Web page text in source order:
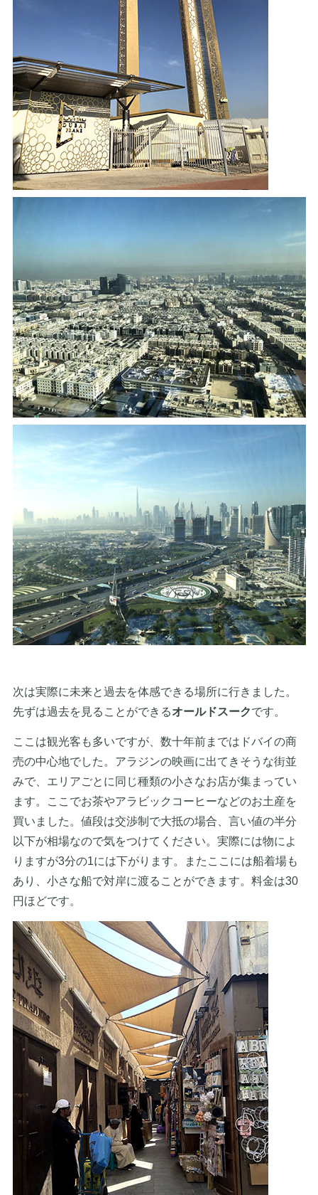
次は実際に未来と過去を体感できる場所に行きました。
先ずは過去を見ることができるオールドスークです。
ここは観光客も多いですが、数十年前まではドバイの商
売の中心地でした。アラジンの映画に出てきそうな街並
みで、エリアごとに同じ種類の小さなお店が集まってい
ます。ここでお茶やアラビックコーヒーなどのお土産を
買いました。値段は交渉制で大抵の場合、言い値の半分
以下が相場なので気をつけてください。実際には物によ
りますが3分の1には下がります。またここには船着場も
あり、小さな船で対岸に渡ることができます。料金は30
円ほどです。